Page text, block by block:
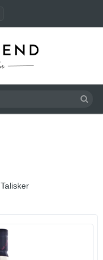
Talisker